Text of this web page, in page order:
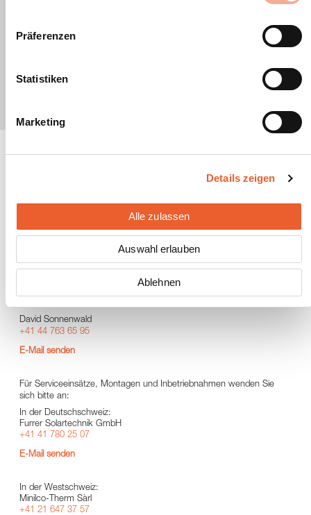
Präferenzen
Statistiken
Marketing
Details zeigen
Alle zulassen
Auswahl erlauben
Ablehnen
Montageanleitung
(PDF)
Sprechen Sie mit den Spezialisten!
Unsere Partner:
Unsere Partner für Sonnenkollektor-Anlagen finden Sie in der
Partnersuche.
David Sonnenwald
+41 44 763 65 95
E-Mail senden
Für Serviceeinsätze, Montagen und Inbetriebnahmen wenden Sie
sich bitte an:
In der Deutschschweiz:
Furrer Solartechnik GmbH
+41 41 780 25 07
E-Mail senden
In der Westschweiz:
Minilco-Therm Sàrl
+41 21 647 37 57